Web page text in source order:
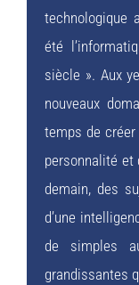
technologique
été
siècle ». Aux
nouveaux
temps de
personnalité et
demain, des
d’une
de simples
grandissantes